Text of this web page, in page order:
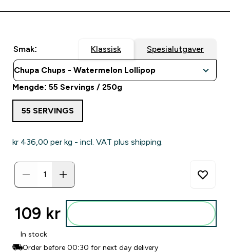
Smak: Klassisk Spesialutgaver
Mengde: 55 Servings / 250g
55 SERVINGS
kr 436,00‎ per kg - incl. VAT plus shipping.
109 kr‎
In stock
Order before 00:30 for next day delivery